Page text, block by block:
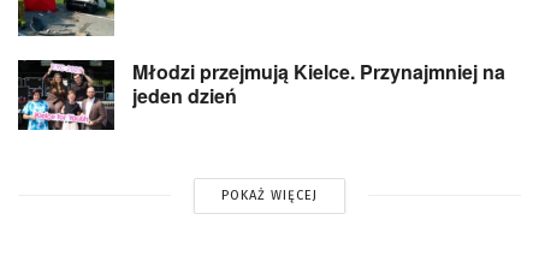
Młodzi przejmują Kielce. Przynajmniej na
jeden dzień
POKAŻ WIĘCEJ